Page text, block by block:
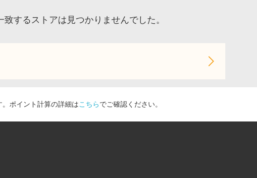
するストアは見つかりませんでした。
ポイント計算の詳細はこちらでご確認ください。